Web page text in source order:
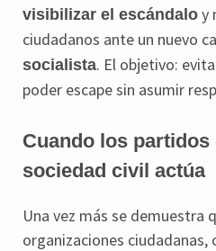
visibilizar el escándalo y
ciudadanos ante un nuevo
socialista. El objetivo:
poder escape sin asumir
Cuando los partidos
sociedad civil actúa
Una vez más se demuestra
organizaciones ciudadanas,